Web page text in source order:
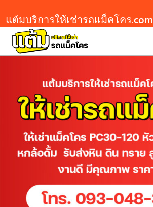
แต้มบริการให้เช่ารถแม็คโคร.com